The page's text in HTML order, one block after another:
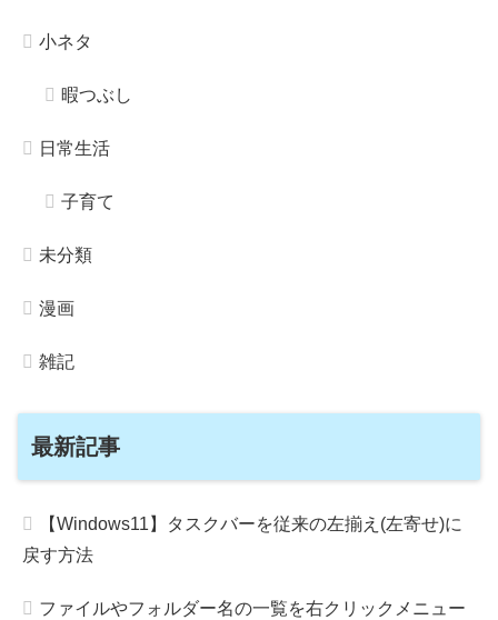
小ネタ
暇つぶし
日常生活
子育て
未分類
漫画
雑記
最新記事
【Windows11】タスクバーを従来の左揃え(左寄せ)に
戻す方法
ファイルやフォルダー名の一覧を右クリックメニュー